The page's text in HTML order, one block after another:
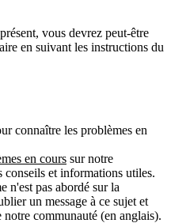
vous devrez peut-être
en suivant les instructions du
connaître les problèmes en
en cours sur notre
et informations utiles.
n'est pas abordé sur la
un message à ce sujet et
communauté (en anglais).